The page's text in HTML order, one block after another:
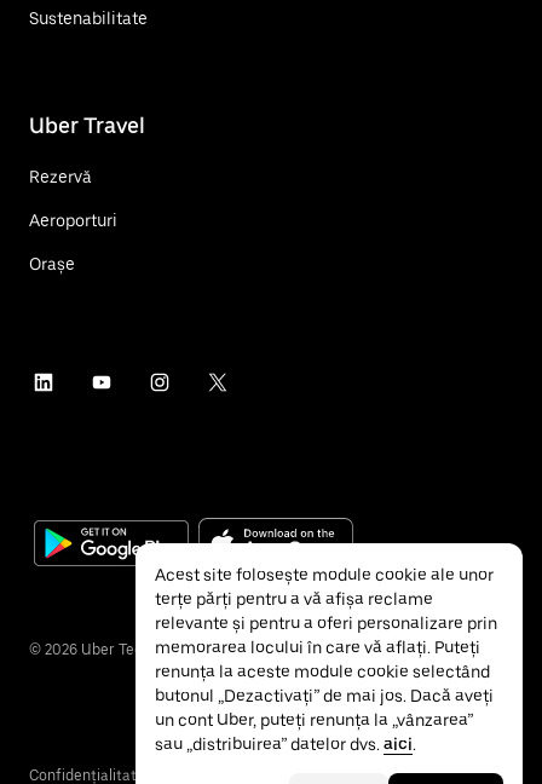
Sustenabilitate
Uber Travel
Rezervă
Aeroporturi
Orașe
© 2026 Uber Technologies Inc.
Confidențialitate
Acest site folosește module cookie ale unor
terțe părți pentru a vă afișa reclame
relevante și pentru a oferi personalizare prin
memorarea locului în care vă aflați. Puteți
renunța la aceste module cookie selectând
butonul „Dezactivați” de mai jos. Dacă aveți
un cont Uber, puteți renunța la „vânzarea”
sau „distribuirea” datelor dvs. aici.